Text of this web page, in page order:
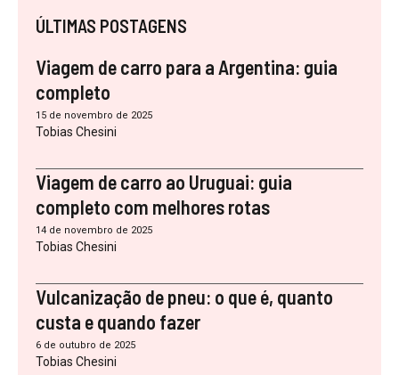
ÚLTIMAS POSTAGENS
Viagem de carro para a Argentina: guia
completo
15 de novembro de 2025
Tobias Chesini
Viagem de carro ao Uruguai: guia
completo com melhores rotas
14 de novembro de 2025
Tobias Chesini
Vulcanização de pneu: o que é, quanto
custa e quando fazer
6 de outubro de 2025
Tobias Chesini